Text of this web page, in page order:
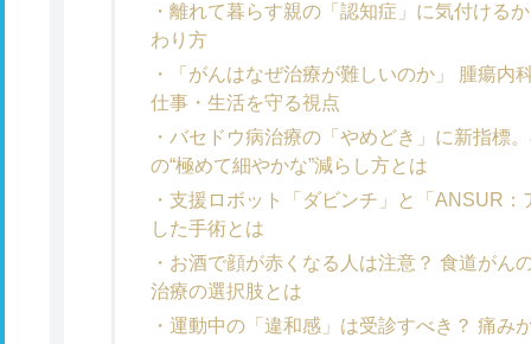
離れて暮らす親の「認知症」に気付ける
わり方
「がんはなぜ治療が難しいのか」 腫瘍内
仕事・生活を守る視点
バセドウ病治療の「やめどき」に新指標
の“極めて細やかな”減らし方とは
支援ロボット「ダビンチ」と「ANSUR
した手術とは
お酒で顔が赤くなる人は注意？ 食道がん
治療の選択肢とは
運動中の「違和感」は受診すべき？ 痛み